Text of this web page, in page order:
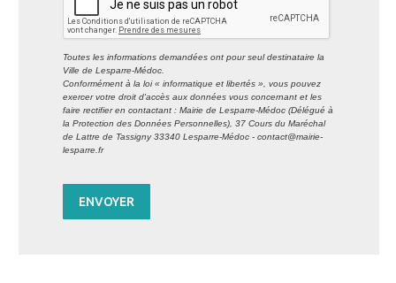
Toutes les informations demandées ont pour seul destinataire la
Ville de Lesparre-Médoc.
Conformément à la loi « informatique et libertés », vous pouvez
exercer votre droit d'accès aux données vous concernant et les
faire rectifier en contactant : Mairie de Lesparre-Médoc (Délégué à
la Protection des Données Personnelles), 37 Cours du Maréchal
de Lattre de Tassigny 33340 Lesparre-Médoc - contact@mairie-
lesparre.fr
ENVOYER